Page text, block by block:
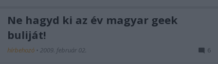
Ne hagyd ki az év magyar geek
buliját!
hírbehozó • 2009. február 02. 6